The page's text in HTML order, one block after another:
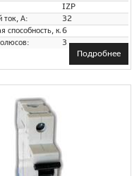
IZP
ток, А:
32
способность, кА:
6
3
Подробнее